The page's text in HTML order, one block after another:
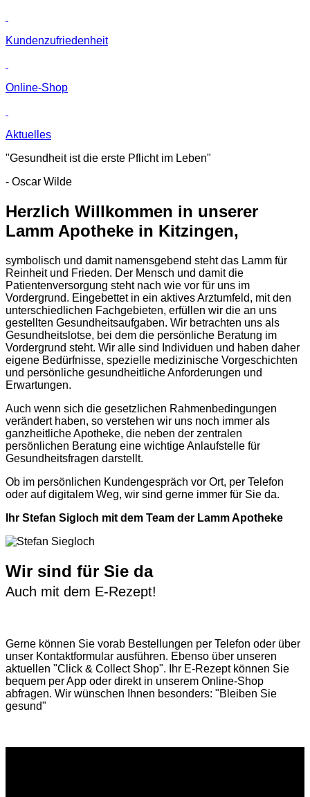
Kunden­zufriedenheit
Online-Shop
Aktuelles
"Gesundheit ist die erste Pflicht im Leben"
- Oscar Wilde
Herzlich Willkommen in unserer
Lamm Apotheke in Kitzingen,
symbolisch und damit namensgebend steht das Lamm für
Reinheit und Frieden. Der Mensch und damit die
Patientenversorgung steht nach wie vor für uns im
Vordergrund. Eingebettet in ein aktives Arztumfeld, mit den
unterschiedlichen Fachgebieten, erfüllen wir die an uns
gestellten Gesundheitsaufgaben. Wir betrachten uns als
Gesundheitslotse, bei dem die persönliche Beratung im
Vordergrund steht. Wir alle sind Individuen und haben daher
eigene Bedürfnisse, spezielle medizinische Vorgeschichten
und persönliche gesundheitliche Anforderungen und
Erwartungen.
Auch wenn sich die gesetzlichen Rahmenbedingungen
verändert haben, so verstehen wir uns noch immer als
ganzheitliche Apotheke, die neben der zentralen
persönlichen Beratung eine wichtige Anlaufstelle für
Gesundheitsfragen darstellt.
Ob im persönlichen Kundengespräch vor Ort, per Telefon
oder auf digitalem Weg, wir sind gerne immer für Sie da.
Ihr Stefan Sigloch mit dem Team der Lamm Apotheke
Wir sind für Sie da
Auch mit dem E-Rezept!
Gerne können Sie vorab Bestellungen per Telefon oder über
unser Kontaktformular ausführen. Ebenso über unseren
aktuellen "Click & Collect Shop". Ihr E-Rezept können Sie
bequem per App oder direkt in unserem Online-Shop
abfragen. Wir wünschen Ihnen besonders: "Bleiben Sie
gesund"